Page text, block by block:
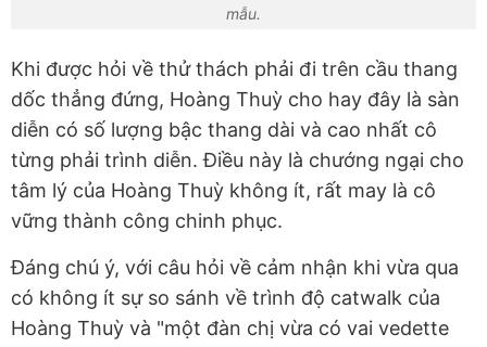
mẫu.
Khi được hỏi về thử thách phải đi trên cầu thang
dốc thẳng đứng, Hoàng Thuỳ cho hay đây là sàn
diễn có số lượng bậc thang dài và cao nhất cô
từng phải trình diễn. Điều này là chướng ngại cho
tâm lý của Hoàng Thuỳ không ít, rất may là cô
vững thành công chinh phục.
Đáng chú ý, với câu hỏi về cảm nhận khi vừa qua
có không ít sự so sánh về trình độ catwalk của
Hoàng Thuỳ và "một đàn chị vừa có vai vedette